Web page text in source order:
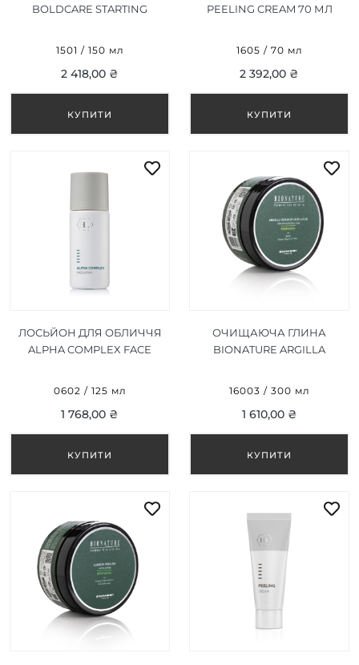
BOLDCARE STARTING
1501 / 150 мл
2 418,00 ₴
PEELING CREAM 70 МЛ
1605 / 70 мл
2 392,00 ₴
ЛОСЬЙОН ДЛЯ ОБЛИЧЧЯ
ALPHA COMPLEX FACE
0602 / 125 мл
1 768,00 ₴
ОЧИЩАЮЧА ГЛИНА
BIONATURE ARGILLA
16003 / 300 мл
1 610,00 ₴